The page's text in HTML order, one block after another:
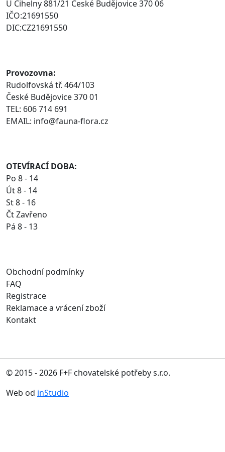
U Cihelny 881/21 České Budějovice 370 06
IČO:21691550
DIC:CZ21691550
Provozovna:
Rudolfovská tř. 464/103
České Budějovice 370 01
TEL: 606 714 691
EMAIL: info@fauna-flora.cz
OTEVÍRACÍ DOBA:
Po 8 - 14
Út 8 - 14
St 8 - 16
Čt Zavřeno
Pá 8 - 13
Obchodní podmínky
FAQ
Registrace
Reklamace a vrácení zboží
Kontakt
© 2015 - 2026 F+F chovatelské potřeby s.r.o.
Web od inStudio